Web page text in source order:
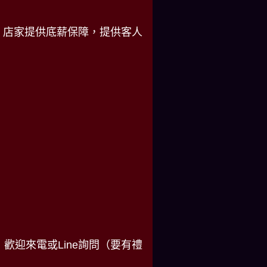
家提供底薪保障，提供客人
迎來電或Line詢問（要有禮